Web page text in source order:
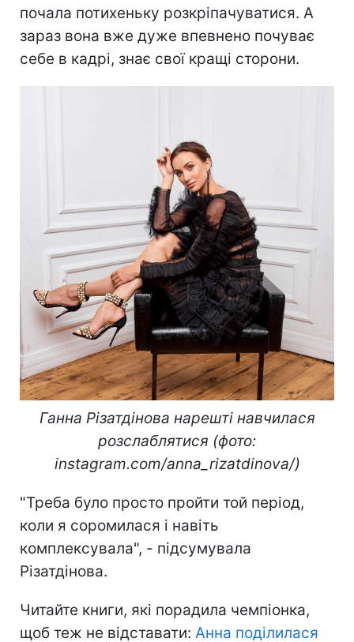
почала потихеньку розкріпачуватися. А
зараз вона вже дуже впевнено почуває
себе в кадрі, знає свої кращі сторони.
Ганна Різатдінова нарешті навчилася
розслаблятися (фото:
instagram.com/anna_rizatdinova/)
"Треба було просто пройти той період,
коли я соромилася і навіть
комплексувала", - підсумувала
Різатдінова.
Читайте книги, які порадила чемпіонка,
щоб теж не відставати: Анна поділилася